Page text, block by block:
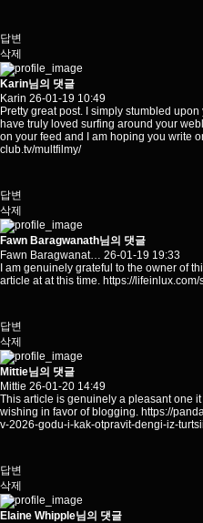
답변
삭제
Karin님의 댓글
Karin 26-01-19 10:49
Pretty great post. I simply stumbled
have truly loved surfing around your
on your feed and I am hoping you write
club.tv/multfilmy/
답변
삭제
Fawn Baragwanath님의 댓글
Fawn Baragwanat… 26-01-19 19:33
I am genuinely grateful to the owner of
article at at this time. https://
답변
삭제
Mittie님의 댓글
Mittie 26-01-20 14:49
This article is genuinely a pleasant one
wishing in favor of blogging. https://
v-2026-godu-i-kak-otpravit-dengi-iz-
답변
삭제
Elaine Whipple님의 댓글